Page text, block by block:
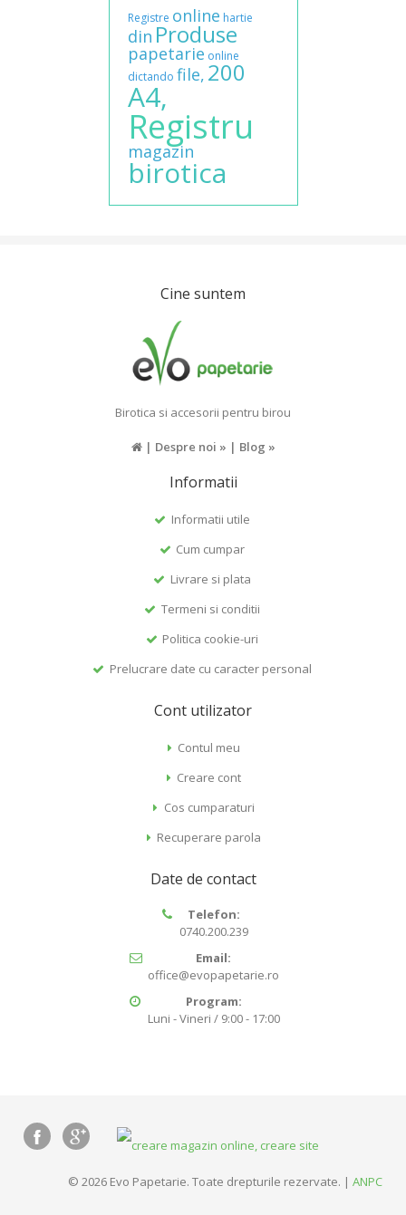
Registre online hartie
din Produse
papetarie online
dictando file, 200
A4,
Registru
magazin
birotica
Cine suntem
Birotica si accesorii pentru birou
| Despre noi » | Blog »
Informatii
Informatii utile
Cum cumpar
Livrare si plata
Termeni si conditii
Politica cookie-uri
Prelucrare date cu caracter personal
Cont utilizator
Contul meu
Creare cont
Cos cumparaturi
Recuperare parola
Date de contact
Telefon:
0740.200.239
Email:
office@evopapetarie.ro
Program:
Luni - Vineri / 9:00 - 17:00
© 2026 Evo Papetarie. Toate drepturile rezervate. | ANPC